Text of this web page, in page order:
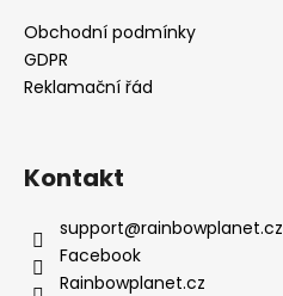
Obchodní podmínky
GDPR
Reklamační řád
Kontakt
support@rainbowplanet.cz
Facebook
Rainbowplanet.cz